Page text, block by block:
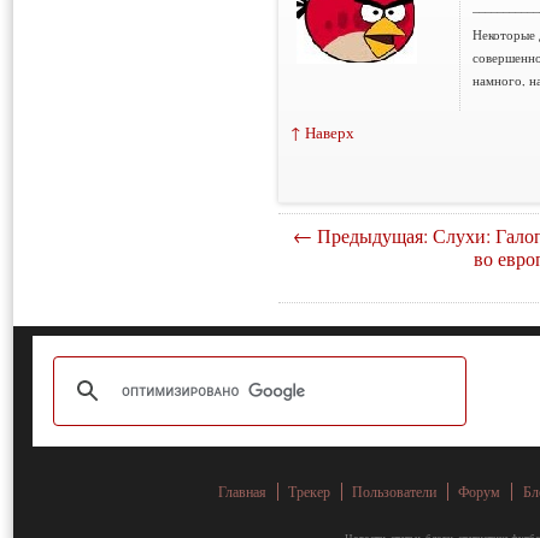
Некоторые
намного,
↑ Наверх
← Предыдущая: Слухи:
во
Главная Трекер Пользователи Форум